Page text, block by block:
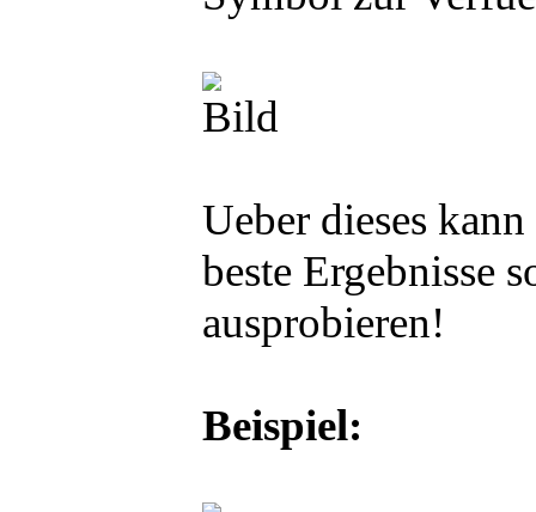
Ueber dieses
beste Ergebnisse
ausprobieren!
Beispiel: